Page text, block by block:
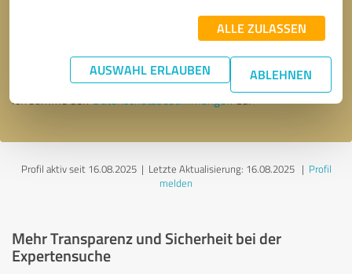
ALLE ZULASSEN
AUSWAHL ERLAUBEN ABLEHNEN
* Erforderliche Angaben
Nachricht senden
Ich stimme denDatenschutzbestimmungenzu.
Profil aktiv seit 16.08.2025 | Letzte Aktualisierung: 16.08.2025| Profil
melden
Mehr Transparenz und Sicherheit bei der
Expertensuche